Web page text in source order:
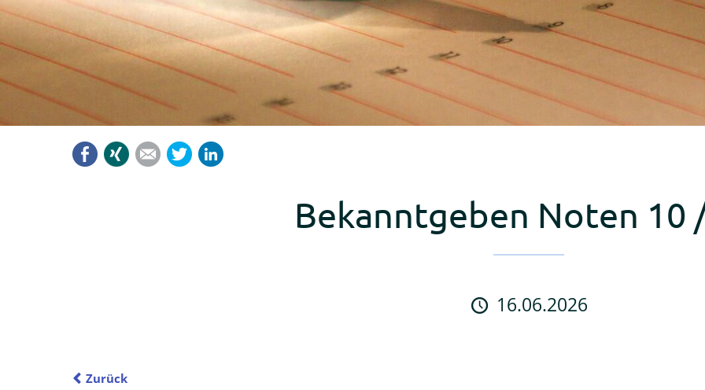
Facebook
Xing Mail Twitter
Bekanntgeben Noten 10
16.06.2026
Zurück